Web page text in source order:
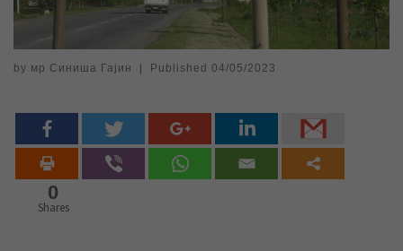
by мр Синиша Гајин Published 04/05/2023
0
Shares